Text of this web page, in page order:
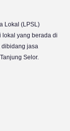
Lokal (LPSL)
lokal yang berada di
dibidang jasa
Selor.